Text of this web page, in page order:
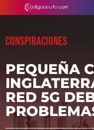
CONSPIRACIONES
PEQUEÑA
RED 5G